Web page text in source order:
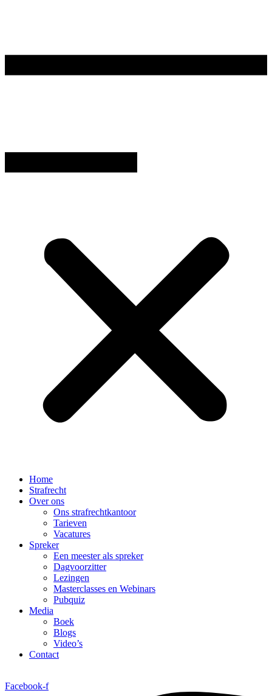
Home
Strafrecht
Over ons
Ons strafrechtkantoor
Tarieven
Vacatures
Spreker
Een meester als spreker
Dagvoorzitter
Lezingen
Masterclasses en Webinars
Pubquiz
Media
Boek
Blogs
Video’s
Contact
Facebook-f